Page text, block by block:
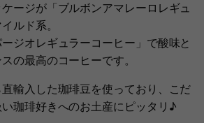
ージが「ブルボンアマレーロレギュ
ルド系。
ジオレギュラーコーヒー」で酸味と
の最高のコーヒーです。
輸入した珈琲豆を使っており、こだ
珈琲好きへのお土産にピッタリ♪